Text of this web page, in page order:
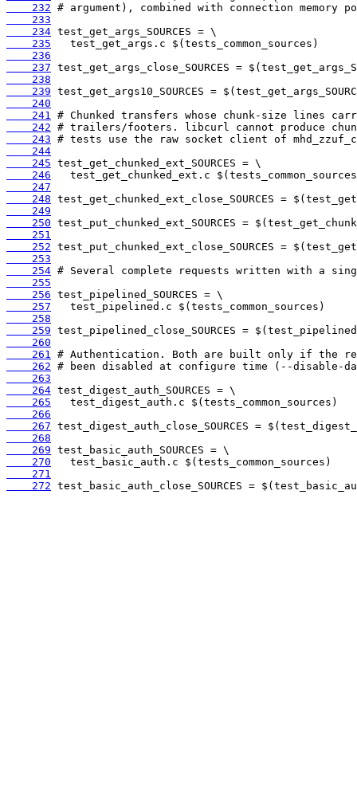
    232
    233
    234
    235
    236
    237
    238
    239
    240
    241
    242
    243
    244
    245
    246
    247
    248
    249
    250
    251
    252
    253
    254
    255
    256
    257
    258
    259
    260
    261
    262
    263
    264
    265
    266
    267
    268
    269
    270
    271
    272